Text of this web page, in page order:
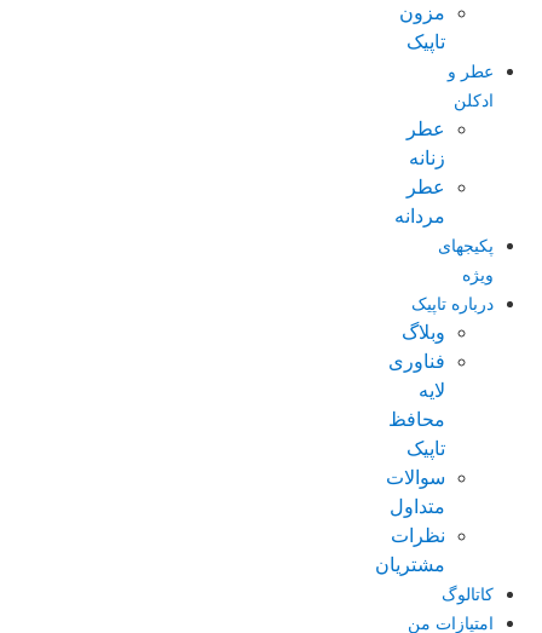
مزون
تاپیک
عطر و
ادکلن
عطر
زنانه
عطر
مردانه
پکیجهای
ویژه
درباره تاپیک
وبلاگ
فناوری
لایه
محافظ
تاپیک
سوالات
متداول
نظرات
مشتریان
کاتالوگ
امتیازات من